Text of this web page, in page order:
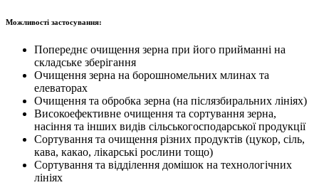
Можливості застосування:
Попереднє очищення зерна при його прийманні на
складське зберігання
Очищення зерна на борошномельних млинах та
елеваторах
Очищення та обробка зерна (на післязбиральних лініях)
Високоефективне очищення та сортування зерна,
насіння та інших видів сільськогосподарської продукції
Сортування та очищення різних продуктів (цукор, сіль,
кава, какао, лікарські рослини тощо)
Сортування та відділення домішок на технологічних
лініях